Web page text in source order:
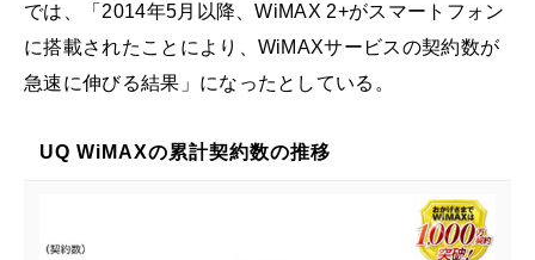
では、「2014年5月以降、WiMAX 2+がスマートフォン
に搭載されたことにより、WiMAXサービスの契約数が
急速に伸びる結果」になったとしている。
UQ WiMAXの累計契約数の推移